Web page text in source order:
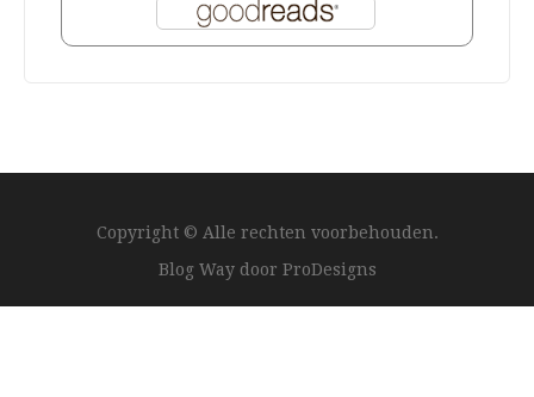
Copyright © Alle rechten voorbehouden.
Blog Way door ProDesigns